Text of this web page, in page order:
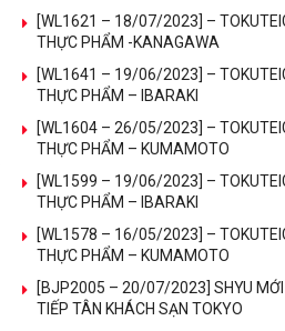
[WL1621 – 18/07/2023] –
THỰC PHẨM -KANAGAWA
[WL1641 – 19/06/2023] –
THỰC PHẨM – IBARAKI
[WL1604 – 26/05/2023] –
THỰC PHẨM – KUMAMOTO
[WL1599 – 19/06/2023] –
THỰC PHẨM – IBARAKI
[WL1578 – 16/05/2023] –
THỰC PHẨM – KUMAMOTO
[BJP2005 – 20/07/2023] SHYU MỚI
TIẾP TÂN KHÁCH SẠN TOKYO